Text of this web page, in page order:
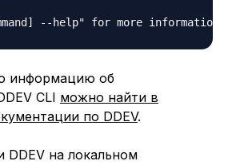
информацию об
CLI можно найти в
по DDEV.
DDEV на локальном